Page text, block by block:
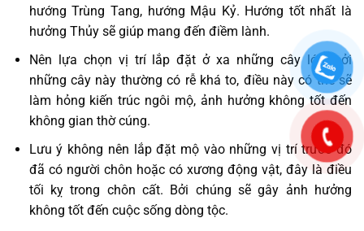
hướng Trùng Tang, hướng Mậu Kỷ. Hướng tốt nhất là
hưởng Thủy sẽ giúp mang đến điềm lành.
Nên lựa chọn vị trí lắp đặt ở xa những cây lớn, bởi
những cây này thường có rễ khá to, điều này có thể sẽ
làm hỏng kiến trúc ngôi mộ, ảnh hưởng không tốt đến
không gian thờ cúng.
Lưu ý không nên lắp đặt mộ vào những vị trí trước đó
đã có người chôn hoặc có xương động vật, đây là điều
tối kỵ trong chôn cất. Bởi chúng sẽ gây ảnh hưởng
không tốt đến cuộc sống dòng tộc.